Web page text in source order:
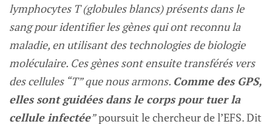
lymphocytes T (globules blancs) présents dans le
sang pour identifier les gènes qui ont reconnu la
maladie, en utilisant des technologies de biologie
moléculaire. Ces gènes sont ensuite transférés vers
des cellules “T” que nous armons. Comme des GPS,
elles sont guidées dans le corps pour tuer la
cellule infectée”poursuit le chercheur de l’EFS. Dit